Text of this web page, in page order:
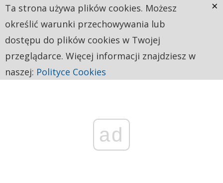
ad
Ta strona używa plików cookies. Możesz
określić warunki przechowywania lub
dostępu do plików cookies w Twojej
przeglądarce. Więcej informacji znajdziesz w
naszej: Polityce Cookies
×